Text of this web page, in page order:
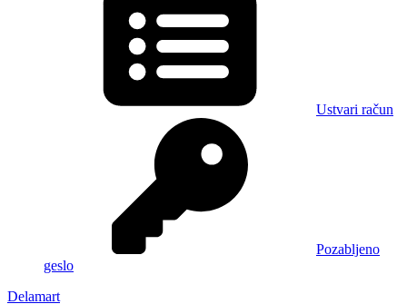
Ustvari račun
Pozabljeno
geslo
Delamart